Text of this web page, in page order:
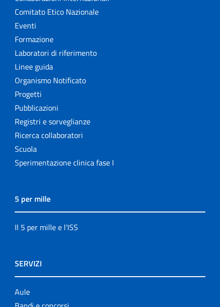
Comitato Etico Nazionale
Eventi
Formazione
Laboratori di riferimento
Linee guida
Organismo Notificato
Progetti
Pubblicazioni
Registri e sorveglianze
Ricerca collaboratori
Scuola
Sperimentazione clinica fase I
5 per mille
Il 5 per mille e l'ISS
SERVIZI
Aule